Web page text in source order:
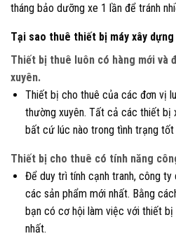
tháng bảo dưỡng xe 1 lần để tránh
Tại sao thuê thiết bị máy xây
Thiết bị thuê luôn có hàng mới và
xuyên.
Thiết bị cho thuê của các đơn vị
thường xuyên. Tất cả các thiết bị
bất cứ lúc nào trong tình trạng tốt
Thiết bị cho thuê có tính năng
Để duy trì tính cạnh tranh, công
các sản phẩm mới nhất. Bằng
bạn có cơ hội làm việc với thiết
nhất.